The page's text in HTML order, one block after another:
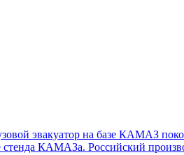
эвакуатор на базе КАМАЗ
КАМАЗа. Российский